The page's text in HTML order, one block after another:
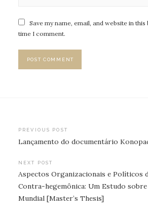
Save my name, email, and website in
time I comment.
Post
navigation
PREVIOUS POST
Lançamento do documentário
NEXT POST
Aspectos Organizacionais e Políticos
Contra-hegemônica: Um Estudo
Mundial [Master’s Thesis]